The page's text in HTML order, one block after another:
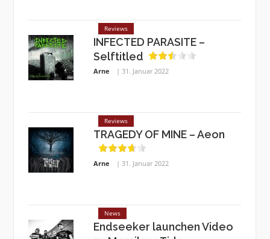
Reviews
INFECTED PARASITE –
Selftitled
Arne 31. Januar 2022
Reviews
TRAGEDY OF MINE – Aeon
Arne 31. Januar 2022
News
Endseeker launchen Video